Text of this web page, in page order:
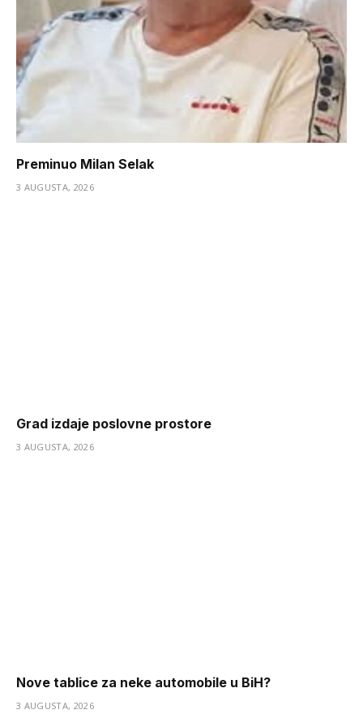
Preminuo Milan Selak
3 AUGUSTA, 2026
Grad izdaje poslovne prostore
3 AUGUSTA, 2026
Nove tablice za neke automobile u BiH?
3 AUGUSTA, 2026